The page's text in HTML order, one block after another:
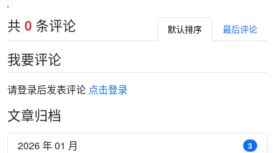
共 0 条评论 默认排序 最后评论
我要评论
请登录后发表评论 点击登录
文章归档
2026 年 01 月 3